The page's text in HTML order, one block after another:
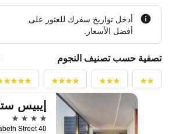
أدخل تواريخ سفرك للعثور على
أفضل الأسعار.
تصفية حسب تصنيف النجوم
4 نجوم